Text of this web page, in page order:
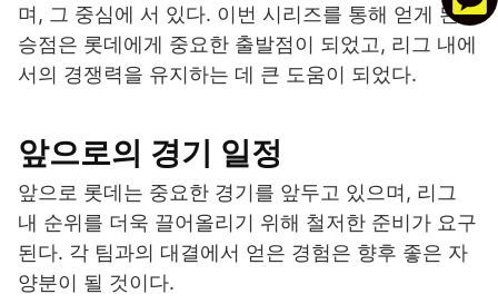
며, 그 중심에 서 있다. 이번 시리즈를 통해 얻게 된
승점은 롯데에게 중요한 출발점이 되었고, 리그 내에
서의 경쟁력을 유지하는 데 큰 도움이 되었다.
앞으로의 경기 일정
앞으로 롯데는 중요한 경기를 앞두고 있으며, 리그
내 순위를 더욱 끌어올리기 위해 철저한 준비가 요구
된다. 각 팀과의 대결에서 얻은 경험은 향후 좋은 자
양분이 될 것이다.